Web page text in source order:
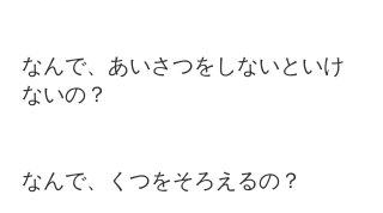
なんで、あいさつをしないといけ
ないの？
なんで、くつをそろえるの？